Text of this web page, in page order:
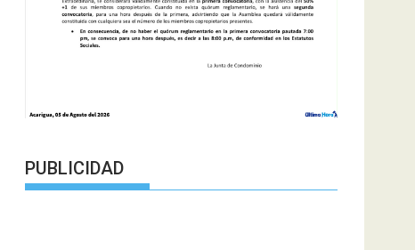
PUBLICIDAD